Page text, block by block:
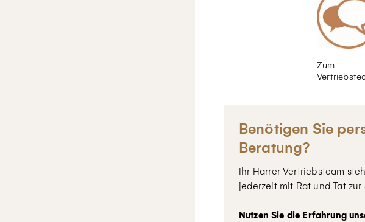
Zum
Benötigen Sie
Beratung?
Ihr Harrer Vertriebsteam
jederzeit mit Rat und Tat zur
Nutzen Sie die Erfahrung